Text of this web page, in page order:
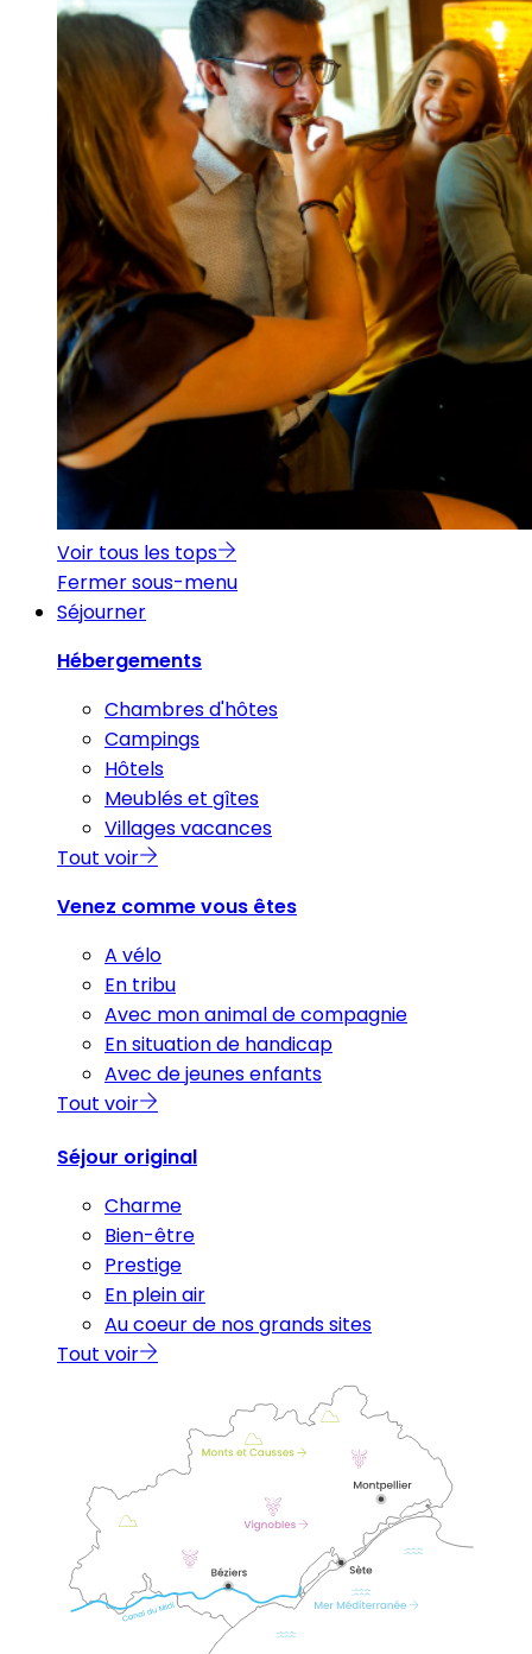
Voir tous les tops
Fermer sous-menu
Séjourner
Hébergements
Chambres d'hôtes
Campings
Hôtels
Meublés et gîtes
Villages vacances
Tout voir
Venez comme vous êtes
A vélo
En tribu
Avec mon animal de compagnie
En situation de handicap
Avec de jeunes enfants
Tout voir
Séjour original
Charme
Bien-être
Prestige
En plein air
Au coeur de nos grands sites
Tout voir